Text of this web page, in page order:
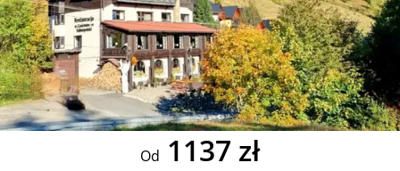
Od 1137 zł